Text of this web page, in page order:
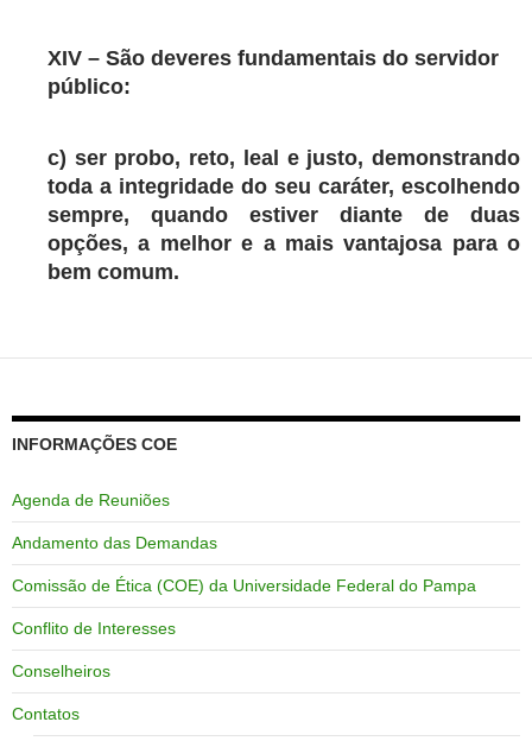
XIV – São deveres fundamentais do servidor
público:
c) ser probo, reto, leal e justo, demonstrando
toda a integridade do seu caráter, escolhendo
sempre, quando estiver diante de duas
opções, a melhor e a mais vantajosa para o
bem comum.
INFORMAÇÕES COE
Agenda de Reuniões
Andamento das Demandas
Comissão de Ética (COE) da Universidade Federal do Pampa
Conflito de Interesses
Conselheiros
Contatos